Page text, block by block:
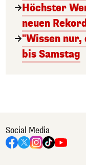
Höchster
neuen
"Wissen nur,
bis Samstag
Social Media